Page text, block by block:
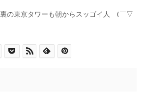
の東京タワーも朝からスッゴイ人 (￣▽